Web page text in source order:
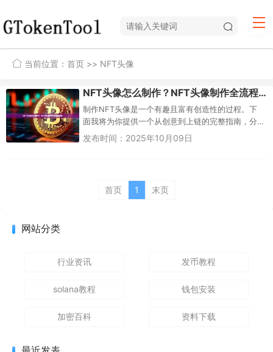
当前位置： 首页 >> NFT头像
NFT头像怎么制作？NFT头像制作全流程指南
制作NFT头像是一个有趣且富有创造性的过程。下
面我将为你提供一个从创意到上链的完整指南，分
为几个关键步骤。第一步：创意与设计（核心环
发布时间：2025年10月09日
首页 1 末页
网站分类
行业资讯 发币教程
solana教程 钱包安装
加密百科 资料下载